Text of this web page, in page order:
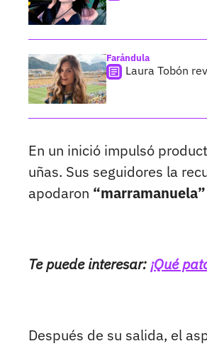
Farándula
Laura Tobón
En un inició impulsó
uñas. Sus seguidores la
apodaron “marramanuela”
Te puede interesar: ¡Qué
Después de su salida, el